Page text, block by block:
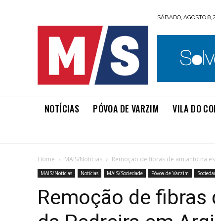
SÁBADO, AGOSTO 8,
NOTÍCIAS PÓVOA DE VARZIM VILA DO
Home MAIS/Notícias Remoção de fibras de amianto na
MAIS/Notícias Notícias MAIS/Sociedade Póvoa de Varzim
Remoção de